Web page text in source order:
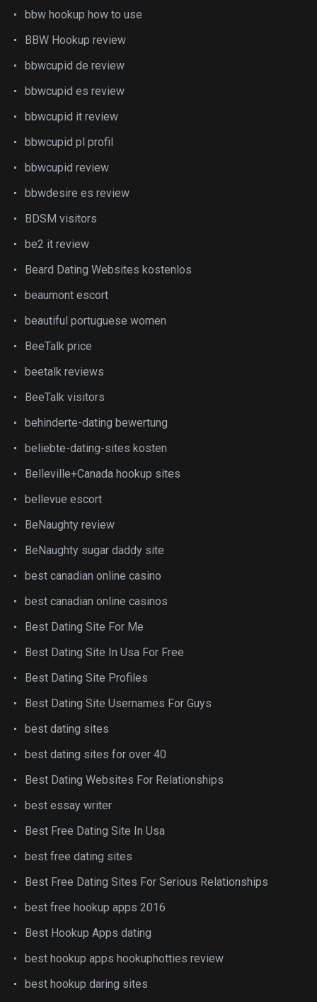
bbw hookup how to use
BBW Hookup review
bbwcupid de review
bbwcupid es review
bbwcupid it review
bbwcupid pl profil
bbwcupid review
bbwdesire es review
BDSM visitors
be2 it review
Beard Dating Websites kostenlos
beaumont escort
beautiful portuguese women
BeeTalk price
beetalk reviews
BeeTalk visitors
behinderte-dating bewertung
beliebte-dating-sites kosten
Belleville+Canada hookup sites
bellevue escort
BeNaughty review
BeNaughty sugar daddy site
best canadian online casino
best canadian online casinos
Best Dating Site For Me
Best Dating Site In Usa For Free
Best Dating Site Profiles
Best Dating Site Usernames For Guys
best dating sites
best dating sites for over 40
Best Dating Websites For Relationships
best essay writer
Best Free Dating Site In Usa
best free dating sites
Best Free Dating Sites For Serious Relationships
best free hookup apps 2016
Best Hookup Apps dating
best hookup apps hookuphotties review
best hookup daring sites